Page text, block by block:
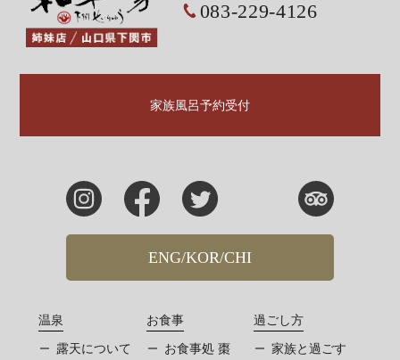
083-229-4126
家族風呂予約受付
温泉
露天について
お食事
お食事処 棗
過ごし方
家族と過ごす
ENG/KOR/CHI